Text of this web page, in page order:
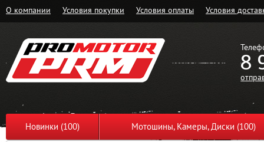
О компании Условия покупки Условия оплаты Условия
8
Новинки (100) Мотошины, Камеры, Диски (100)